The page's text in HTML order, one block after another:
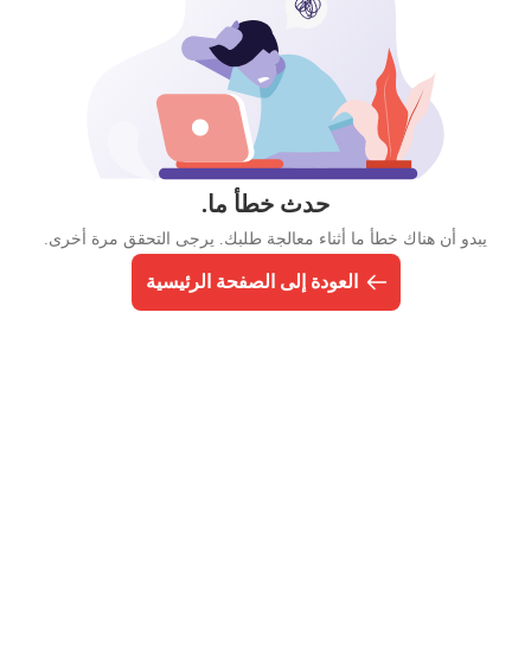
حدث خطأ ما.
يبدو أن هناك خطأ ما أثناء معالجة طلبك. يرجى التحقق مرة أخرى.
العودة إلى الصفحة الرئيسية